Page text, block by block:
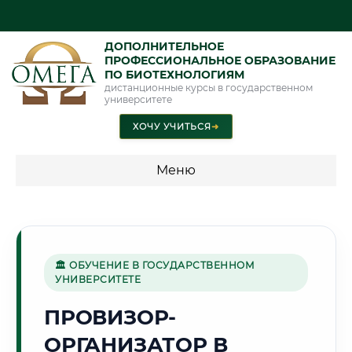
ДОПОЛНИТЕЛЬНОЕ
ПРОФЕССИОНАЛЬНОЕ ОБРАЗОВАНИЕ
ПО БИОТЕХНОЛОГИЯМ
дистанционные курсы в государственном
университете
ХОЧУ УЧИТЬСЯ➜
Меню
🏢
Г. КРАСНОГОРСК
🏛 ОБУЧЕНИЕ В ГОСУДАРСТВЕННОМ
УНИВЕРСИТЕТЕ
ПРОВИЗОР-
ОРГАНИЗАТОР В